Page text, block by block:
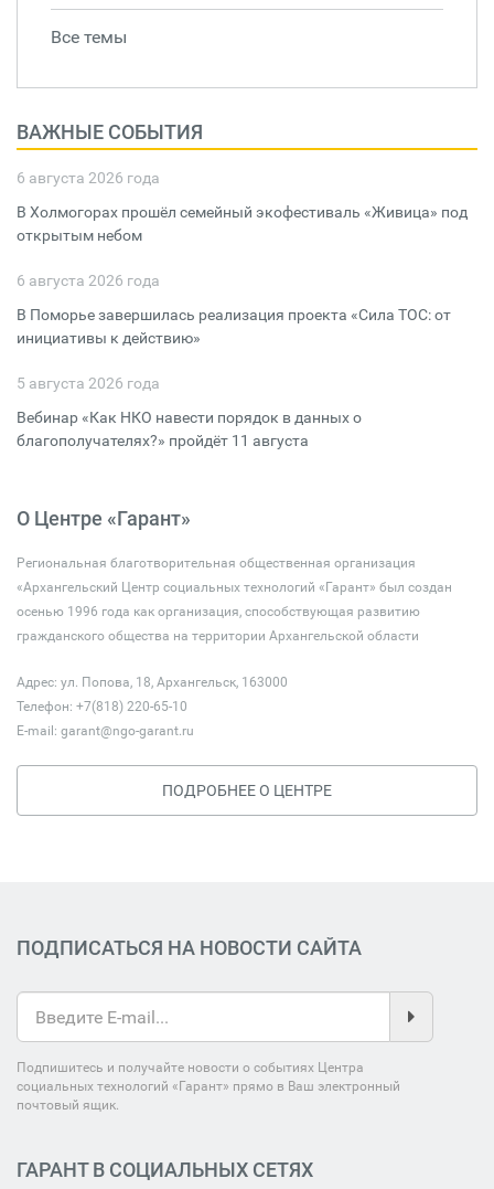
Все темы
ВАЖНЫЕ СОБЫТИЯ
6 августа 2026 года
В Холмогорах прошёл семейный экофестиваль «Живица» под
открытым небом
6 августа 2026 года
В Поморье завершилась реализация проекта «Сила ТОС: от
инициативы к действию»
5 августа 2026 года
Вебинар «Как НКО навести порядок в данных о
благополучателях?» пройдёт 11 августа
О Центре «Гарант»
Региональная благотворительная общественная организация
«Архангельский Центр социальных технологий «Гарант» был создан
осенью 1996 года как организация, способствующая развитию
гражданского общества на территории Архангельской области
Адрес: ул. Попова, 18, Архангельск, 163000
Телефон: +7(818) 220-65-10
E-mail: garant@ngo-garant.ru
ПОДРОБНЕЕ О ЦЕНТРЕ
ПОДПИСАТЬСЯ НА НОВОСТИ САЙТА
Подпишитесь и получайте новости о событиях Центра
социальных технологий «Гарант» прямо в Ваш электронный
почтовый ящик.
ГАРАНТ В СОЦИАЛЬНЫХ СЕТЯХ